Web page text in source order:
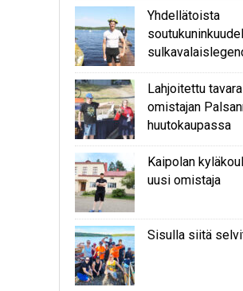
Yhdellätoista
Lahjoitettu
omistajan
huutokaupassa
Kaipolan
uusi omistaja
Sisulla siitä